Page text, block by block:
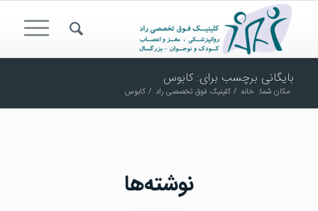
بایگانی برچسب برای: کابوس
مکان شما: خانه / کلینیک فوق تخصصی راد / کابوس
نوشته‌ها